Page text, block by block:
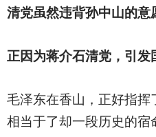
清党虽然违背孙中山的意
正因为蒋介石清党，引发
毛泽东在香山，正好指挥
相当于了却一段历史的宿